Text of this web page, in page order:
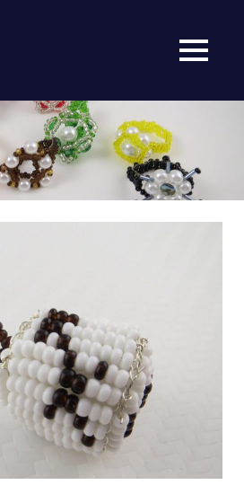
MENÜ